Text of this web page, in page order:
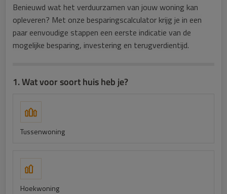
Benieuwd wat het verduurzamen van jouw woning kan
opleveren? Met onze besparingscalculator krijg je in een
paar eenvoudige stappen een eerste indicatie van de
mogelijke besparing, investering en terugverdientijd.
1. Wat voor soort huis heb je?
Tussenwoning
Hoekwoning